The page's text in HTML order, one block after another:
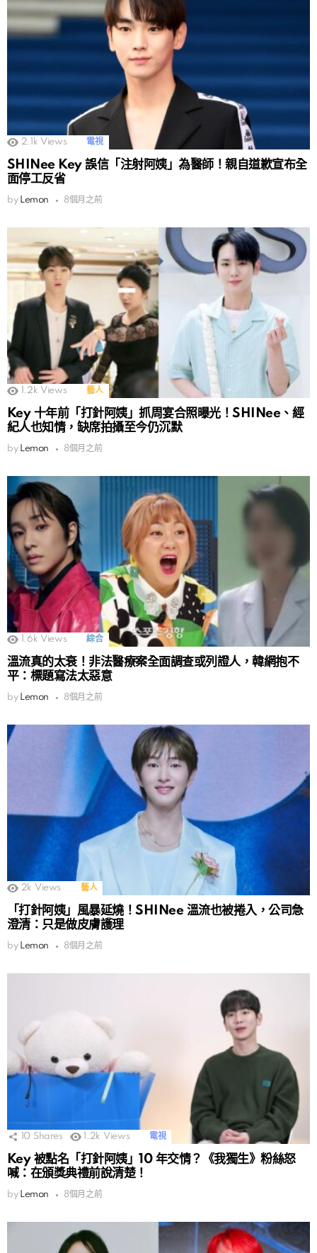
2.1k Views 電視
SHINee Key 誤信「注射阿姨」為醫師！親自道歉宣布全
面停工反省
by Lemon 8個月之前
1.2k Views 藝人
Key 十年前「打針阿姨」抓周宴合照曝光！SHINee、經
紀人也知情，缺席拍攝至今仍沉默
by Lemon 8個月之前
1.6k Views 綜合
溫流真的太衰！非法醫療案全面調查或列證人，韓網抱不
平：標題寫法太惡意
by Lemon 8個月之前
2k Views 藝人
「打針阿姨」風暴延燒！SHINee 溫流也被捲入，公司急
澄清：只是做皮膚護理
by Lemon 8個月之前
10 Shares 1.2k Views 電視
Key 被點名「打針阿姨」10 年交情？《我獨生》粉絲怒
喊：在頒獎典禮前說清楚！
by Lemon 8個月之前